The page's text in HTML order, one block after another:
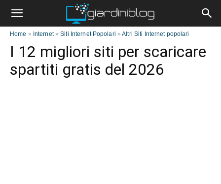
Home » Internet»Siti Internet Popolari »Altri Siti Internet popolari
I 12 migliori siti per scaricare
spartiti gratis del 2026